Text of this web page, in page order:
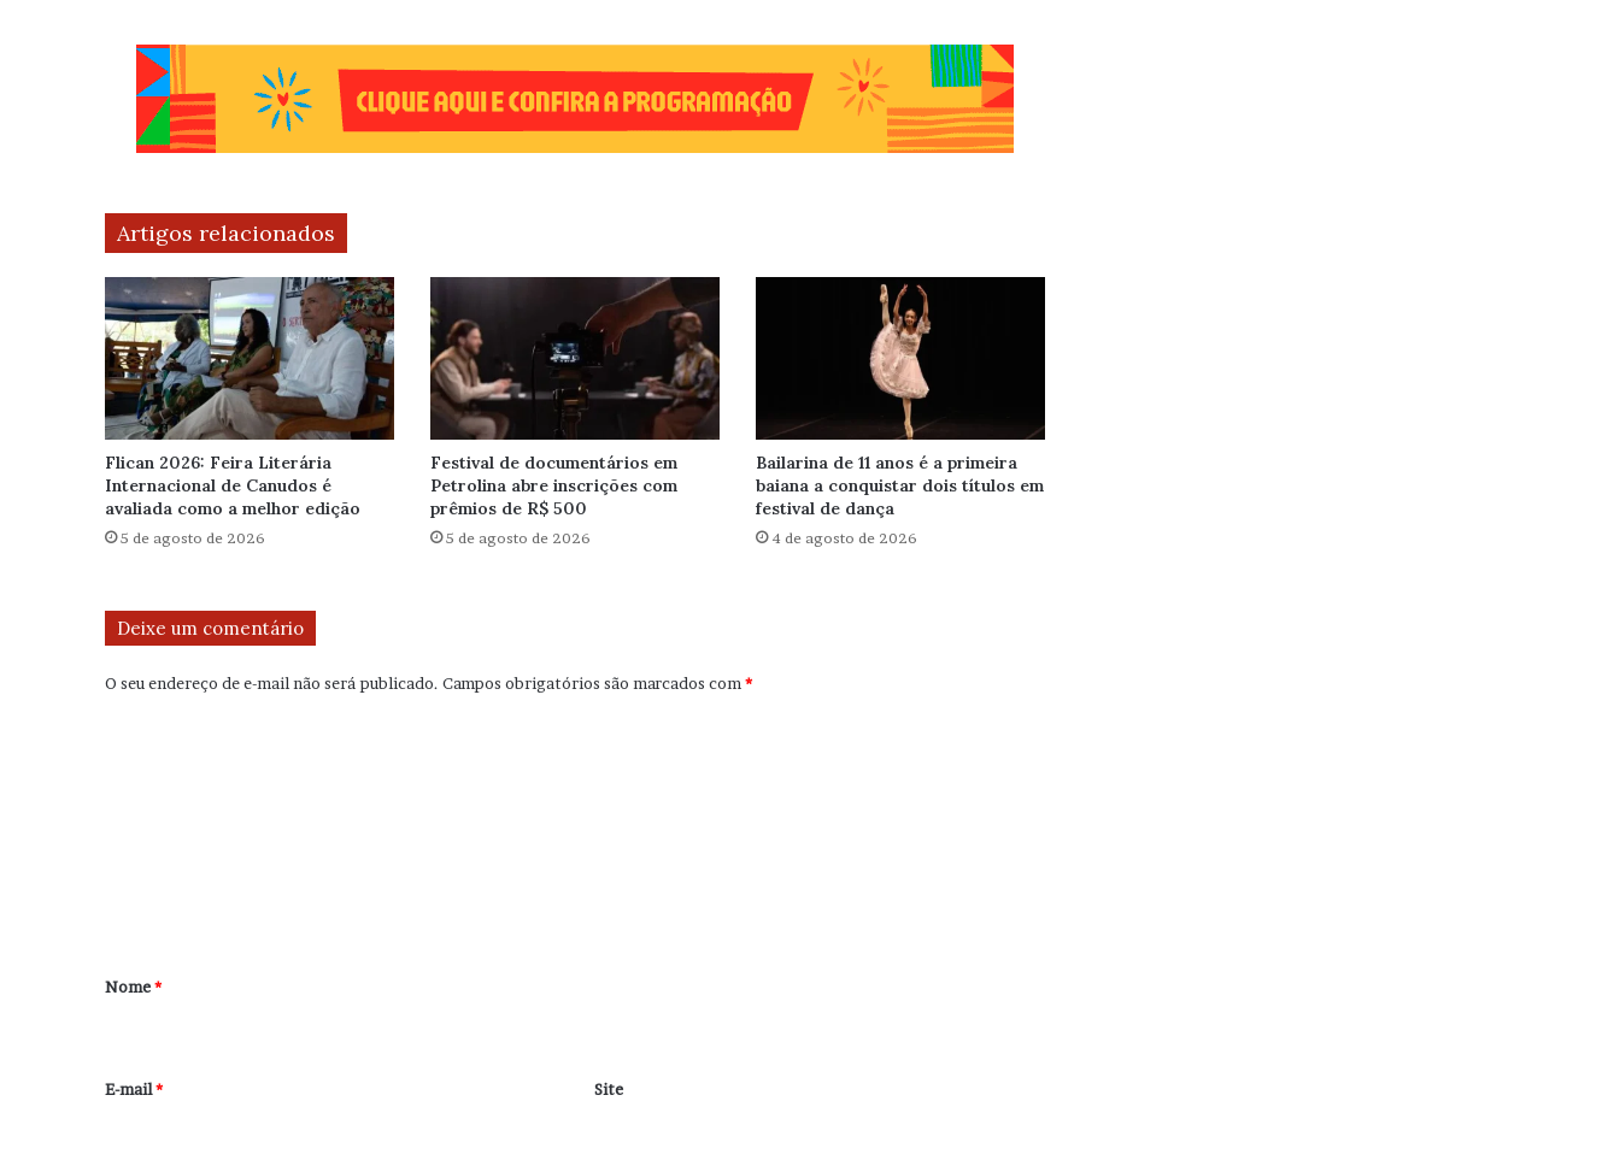
Artigos relacionados
Flican 2026: Feira Literária
Internacional de Canudos é
avaliada como a melhor edição
5 de agosto de 2026
Festival de documentários em
Petrolina abre inscrições com
prêmios de R$ 500
5 de agosto de 2026
Bailarina de 11 anos é a primeira
baiana a conquistar dois títulos em
festival de dança
4 de agosto de 2026
Deixe um comentário
O seu endereço de e-mail não será publicado. Campos obrigatórios são marcados com*
r
*
Nome*
E-mail* Site